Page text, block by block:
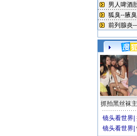
抓拍黑丝袜
镜头看世界
镜头看世界